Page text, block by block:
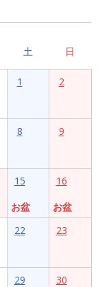
土 日
1 2
8 9
15
お盆
16
お盆
22 23
29 30